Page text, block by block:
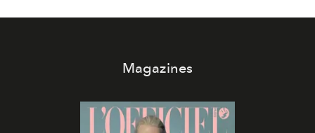
Magazines